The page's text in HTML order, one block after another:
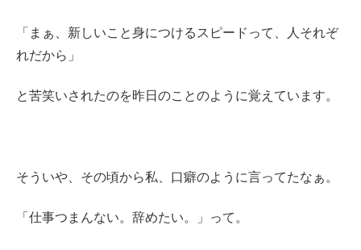
「まぁ、新しいこと身につけるスピードって、人それぞ
れだから」
と苦笑いされたのを昨日のことのように覚えています。
そういや、その頃から私、口癖のように言ってたなぁ。
「仕事つまんない。辞めたい。」って。